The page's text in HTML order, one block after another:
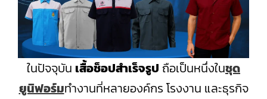
ในปัจจุบัน เสื้อช็อปสำเร็จรูป ถือเป็นหนึ่งในชุด
ยูนิฟอร์มทำงานที่หลายองค์กร โรงงาน และธุรกิจ